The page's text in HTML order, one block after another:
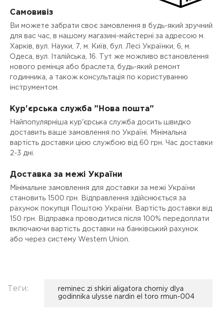
Самовивіз
Ви можете забрати своє замовлення в будь-який зручний
для вас час, в нашому магазині-майстерні за адресою м.
Харків, вул. Науки, 7, м. Київ, бул. Лесі Українки, 6, м.
Одеса, вул. Італійська, 16. Тут же можливо встановлення
нового ремінця або браслета, будь-який ремонт
годинника, а також консультація по користуванню
інструментом.
Кур'єрська служба "Нова пошта"
Найпопулярніша кур'єрська служба досить швидко
доставить ваше замовлення по Україні. Мінімальна
вартість доставки цією службою від 60 грн. Час доставки
2-3 дні.
Доставка за межі України
Мінімальне замовлення для доставки за межі України
становить 1500 грн. Відправлення здійснюється за
рахунок покупця Поштою України. Вартість доставки від
150 грн. Відправка проводитися після 100% передоплати
включаючи вартість доставки на банківський рахунок
або через систему Western Union.
Теги:
reminec zi shkiri aligatora chorniy dlya
godinnika ulysse nardin el toro rmun-004